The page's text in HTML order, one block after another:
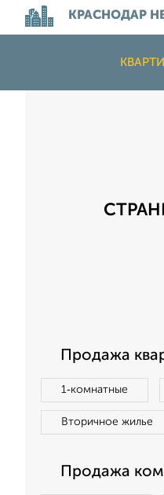
КРАСНОДАР
Продажа
1‑комнатные
Вторичное жилье
Продажа